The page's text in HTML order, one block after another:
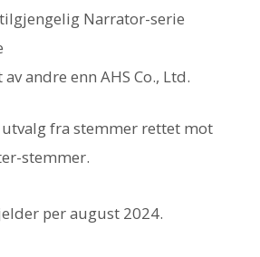
Narrator-serie
andre enn AHS Co., Ltd.
fra stemmer rettet mot
stemmer.
per august 2024.